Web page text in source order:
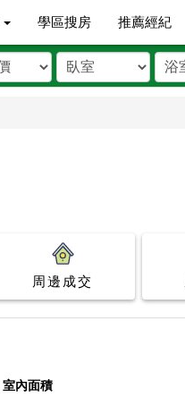
學區搜房 推薦經紀
周邊成交
室內面積